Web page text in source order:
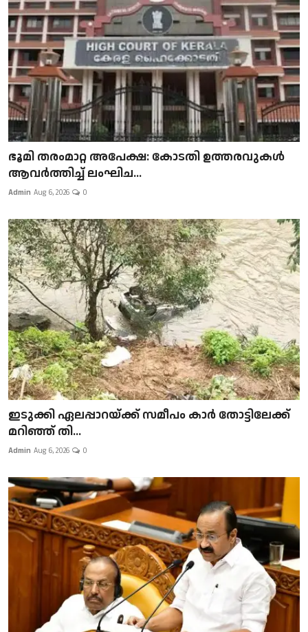
ഭൂമി തരംമാറ്റ അപേക്ഷ: കോടതി ഉത്തരവുകൾ
ആവർത്തിച്ച് ലംഘിച...
Admin Aug 6, 2026 0
ഇടുക്കി ഏലപ്പാറയ്ക്ക് സമീപം കാർ തോട്ടിലേക്ക്
മറിഞ്ഞ് തി...
Admin Aug 6, 2026 0